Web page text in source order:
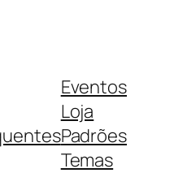
Eventos
Loja
Padrões
Temas